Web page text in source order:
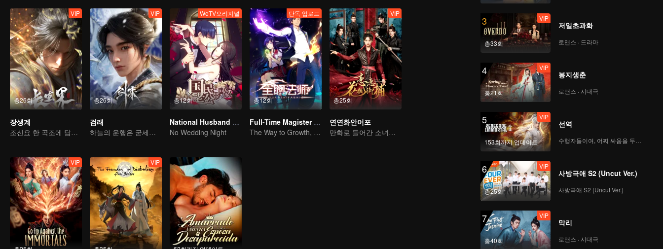
총26회
VIP
장생계
조신요 한 곡조에 담아내는 피와 눈물
총26회
VIP
검래
하늘의 운행은 굳세니, 군자는 스스로 강해져야 한다
총12회
WeTV오리지널
National Husband Bring Home SS1
No Wedding Night
총12회
단독 업로드
Full-Time Magister SS1
The Way to Growth, Encouragement and Self-improvement
총25회
VIP
연연화안어포
만화로 들어간 소녀의 4대 미남 공략기
VIP VIP
3
총33회
VIP
저일초과화
로맨스 · 드라마
4
총21회
VIP
봉지생춘
로맨스 · 시대극
5
153회까지 업데이트
VIP
선역
6
총25회
VIP
사방극애 S2 (Uncut Ver.)
사방극애 S2 (Uncut Ver.)
7
총40회
VIP
막리
로맨스 · 시대극